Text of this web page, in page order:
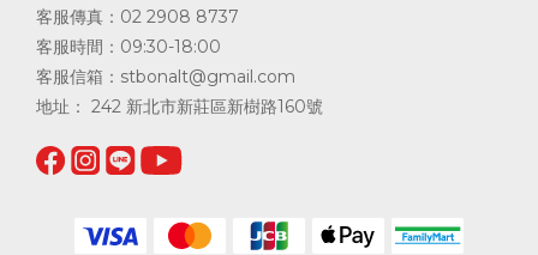
客服傳真：02 2908 8737
客服時間：09:30-18:00
客服信箱： stbonalt@gmail.com
地址： 242 新北市新莊區新樹路160號